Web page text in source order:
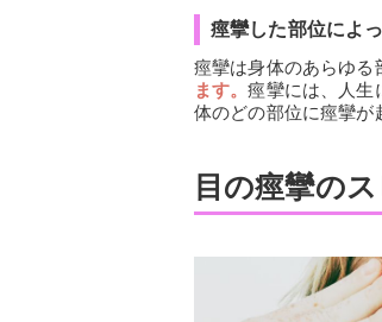
痙攣した部位によ
痙攣は身体のあらゆる
ます。痙攣には、人生
体のどの部位に痙攣が
目の痙攣の